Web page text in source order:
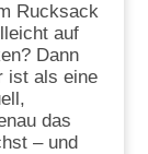
Rucksack
auf
Dann
ist als eine
das
– und